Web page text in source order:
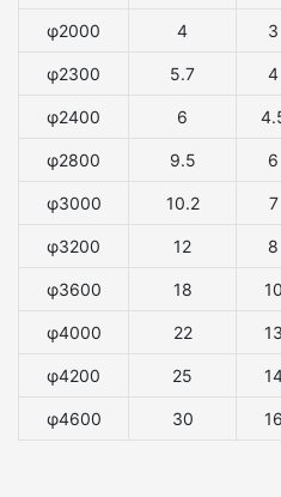
φ2000 4 3
φ2300 5.7 4
φ2400 6
φ2800 9.5 6
φ3000 10.2 7
φ3200 12 8
φ3600 18 10
φ4000 22 13
φ4200 25
φ4600 30 16